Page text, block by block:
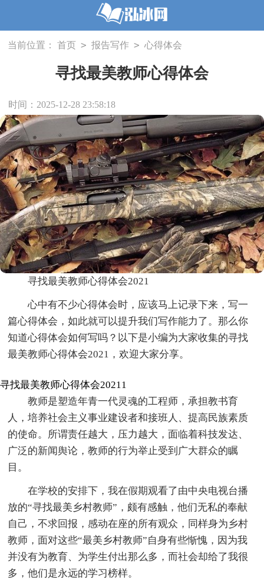
当前位置： 首页 > 报告写作 > 心得体会
寻找最美教师心得体会
时间：2025-12-28 23:58:18
寻找最美教师心得体会2021
心中有不少心得体会时，应该马上记录下来，写一
篇心得体会，如此就可以提升我们写作能力了。那么你
知道心得体会如何写吗？以下是小编为大家收集的寻找
最美教师心得体会2021，欢迎大家分享。
寻找最美教师心得体会20211
教师是塑造年青一代灵魂的工程师，承担教书育
人，培养社会主义事业建设者和接班人、提高民族素质
的使命。所谓责任越大，压力越大，面临着科技发达、
广泛的新闻舆论，教师的行为举止受到广大群众的瞩
目。
在学校的安排下，我在假期观看了由中央电视台播
放的“寻找最美乡村教师”，颇有感触，他们无私的奉献
自己，不求回报，感动在座的所有观众，同样身为乡村
教师，面对这些“最美乡村教师”自身有些惭愧，因为我
并没有为教育、为学生付出那么多，而社会却给了我很
多，他们是永远的学习榜样。